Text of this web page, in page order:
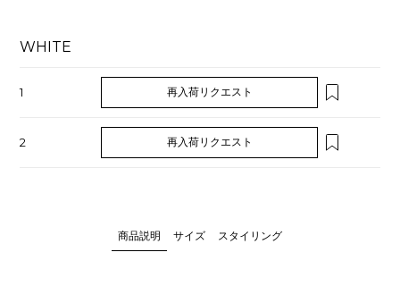
WHITE
1 再入荷リクエスト
2 再入荷リクエスト
商品説明 サイズ スタイリング